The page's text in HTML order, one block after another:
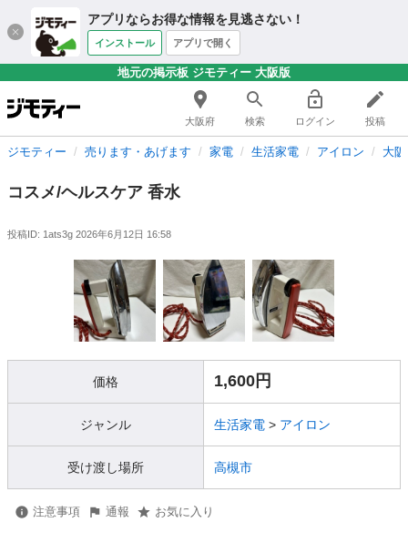
アプリならお得な情報を見逃さない！
インストール アプリで開く
地元の掲示板 ジモティー 大阪版
大阪府 検索 ログイン 投稿
ジモティー 売ります・あげます 家電 生活家電 アイロン 大
コスメ/ヘルスケア 香水
投稿ID: 1ats3g 2026年6月12日 16:58
価格 1,600円
ジャンル 生活家電 > アイロン
受け渡し場所 高槻市
注意事項 通報 お気に入り